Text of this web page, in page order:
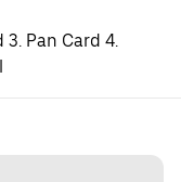
Pan Card 4.